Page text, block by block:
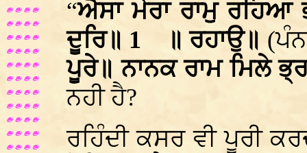
“ਐਸਾ ਮੇਰਾ ਰਾਮੁ ਰਹਿਆ
ਦੂਰਿ॥ 1
॥ ਰਹਾਉ॥
ਪੂਰੇ॥ ਨਾਨਕ ਰਾਮ ਮਿਲੇ
ਨਹੀ ਹੈ?
ਰਹਿੰਦੀ ਕਸਰ ਵੀ ਪੂਰੀ